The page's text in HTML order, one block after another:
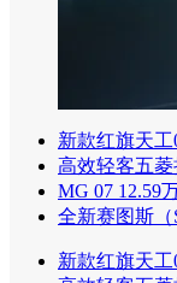
新款红旗天工
高效轻客五
MG 07 12.59
全新赛图斯（
新款红旗天工